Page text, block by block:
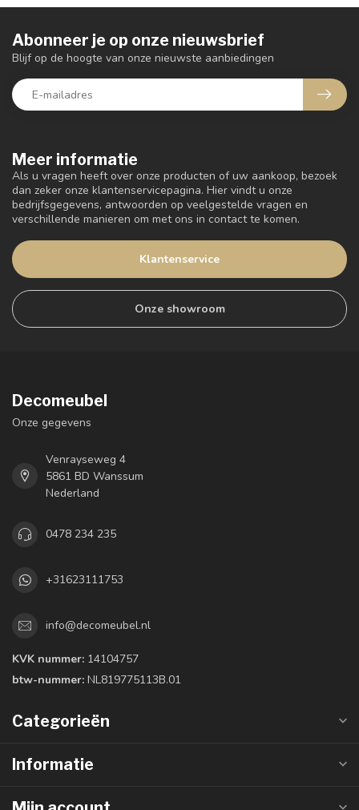
Meer informatie
Als u vragen heeft over onze producten of uw aankoop, bezoek
dan zeker onze klantenservicepagina. Hier vindt u onze
bedrijfsgegevens, antwoorden op veelgestelde vragen en
verschillende manieren om met ons in contact te komen.
Klantenservice
Onze showroom
Abonneer je op onze nieuwsbrief
Blijf op de hoogte van onze nieuwste aanbiedingen
Decomeubel
Onze gegevens
Venrayseweg 4
5861 BD Wanssum
Nederland
0478 234 235
+31623111753
info@decomeubel.nl
KVK nummer: 14104757
btw-nummer: NL819775113B.01
Categorieën
Informatie